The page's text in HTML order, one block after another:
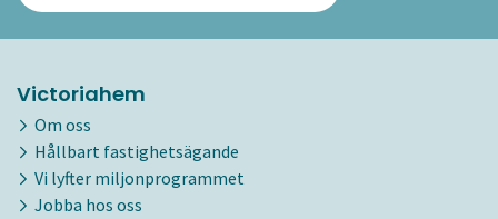
Victoriahem
Om oss
Hållbart fastighetsägande
Vi lyfter miljonprogrammet
Jobba hos oss